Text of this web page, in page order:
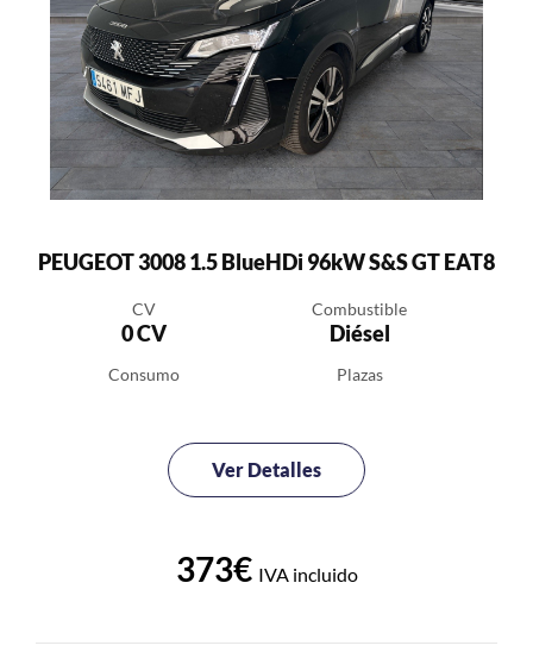
PEUGEOT 3008 1.5 BlueHDi 96kW S&S GT EAT8
CV
0 CV
Combustible
Diésel
Consumo Plazas
Ver Detalles
373€ IVA incluido